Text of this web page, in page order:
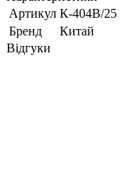
Артикул К-404В/25
Бренд
Китай
Відгуки